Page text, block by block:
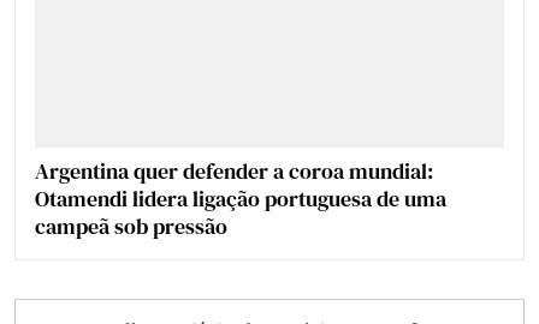
Argentina quer defender a coroa mundial:
Otamendi lidera ligação portuguesa de uma
campeã sob pressão